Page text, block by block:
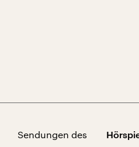
Sendungen des